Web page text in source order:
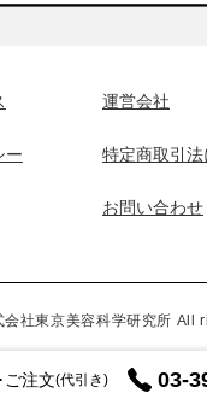
ご注文(代引き) 03-
運営会社
ー 特定商取引
お問い合わせ
社東京美容科学研究所 All